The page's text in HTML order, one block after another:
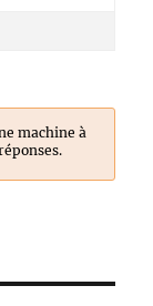
machine à